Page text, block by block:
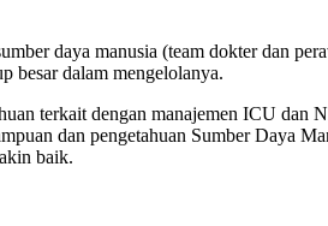
daya manusia (team dokter dan
besar dalam mengelolanya.
terkait dengan manajemen ICU dan
dan pengetahuan Sumber Daya
baik.